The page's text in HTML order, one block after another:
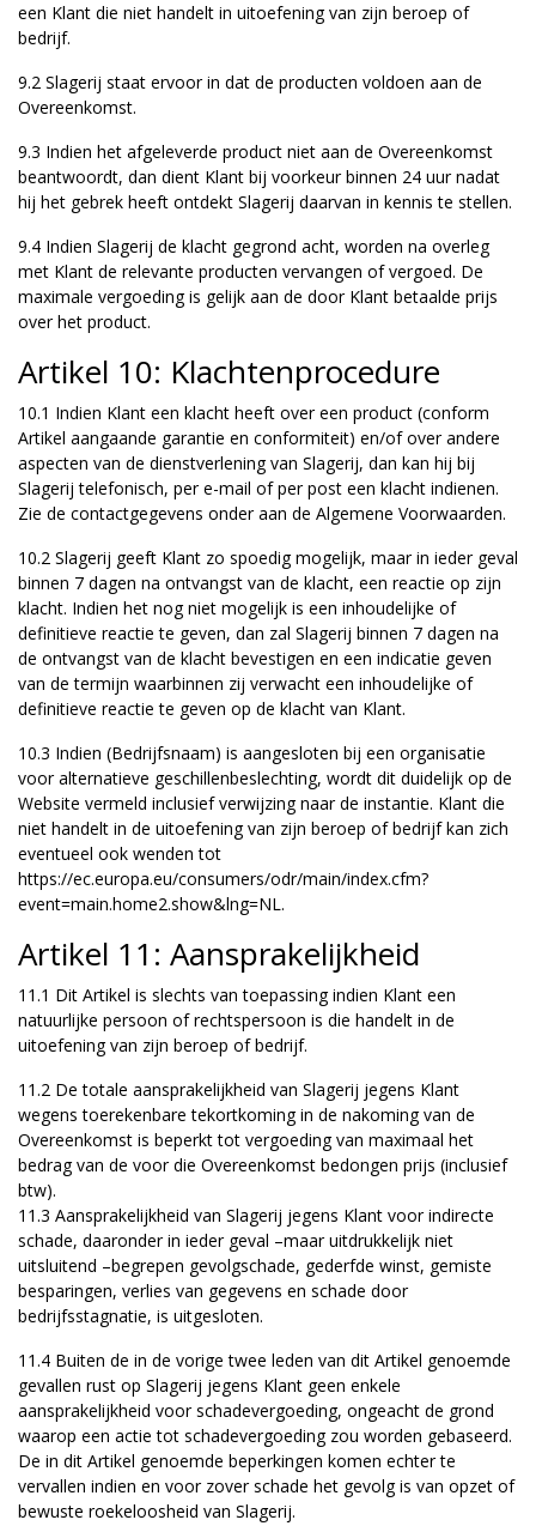
een Klant die niet handelt in uitoefening van zijn beroep of
bedrijf.
9.2 Slagerij staat ervoor in dat de producten voldoen aan de
Overeenkomst.
9.3 Indien het afgeleverde product niet aan de Overeenkomst
beantwoordt, dan dient Klant bij voorkeur binnen 24 uur nadat
hij het gebrek heeft ontdekt Slagerij daarvan in kennis te stellen.
9.4 Indien Slagerij de klacht gegrond acht, worden na overleg
met Klant de relevante producten vervangen of vergoed. De
maximale vergoeding is gelijk aan de door Klant betaalde prijs
over het product.
Artikel 10: Klachtenprocedure
10.1 Indien Klant een klacht heeft over een product (conform
Artikel aangaande garantie en conformiteit) en/of over andere
aspecten van de dienstverlening van Slagerij, dan kan hij bij
Slagerij telefonisch, per e-mail of per post een klacht indienen.
Zie de contactgegevens onder aan de Algemene Voorwaarden.
10.2 Slagerij geeft Klant zo spoedig mogelijk, maar in ieder geval
binnen 7 dagen na ontvangst van de klacht, een reactie op zijn
klacht. Indien het nog niet mogelijk is een inhoudelijke of
definitieve reactie te geven, dan zal Slagerij binnen 7 dagen na
de ontvangst van de klacht bevestigen en een indicatie geven
van de termijn waarbinnen zij verwacht een inhoudelijke of
definitieve reactie te geven op de klacht van Klant.
10.3 Indien (Bedrijfsnaam) is aangesloten bij een organisatie
voor alternatieve geschillenbeslechting, wordt dit duidelijk op de
Website vermeld inclusief verwijzing naar de instantie. Klant die
niet handelt in de uitoefening van zijn beroep of bedrijf kan zich
eventueel ook wenden tot
https://ec.europa.eu/consumers/odr/main/index.cfm?
event=main.home2.show&lng=NL.
Artikel 11: Aansprakelijkheid
11.1 Dit Artikel is slechts van toepassing indien Klant een
natuurlijke persoon of rechtspersoon is die handelt in de
uitoefening van zijn beroep of bedrijf.
11.2 De totale aansprakelijkheid van Slagerij jegens Klant
wegens toerekenbare tekortkoming in de nakoming van de
Overeenkomst is beperkt tot vergoeding van maximaal het
bedrag van de voor die Overeenkomst bedongen prijs (inclusief
btw).
11.3 Aansprakelijkheid van Slagerij jegens Klant voor indirecte
schade, daaronder in ieder geval –maar uitdrukkelijk niet
uitsluitend –begrepen gevolgschade, gederfde winst, gemiste
besparingen, verlies van gegevens en schade door
bedrijfsstagnatie, is uitgesloten.
11.4 Buiten de in de vorige twee leden van dit Artikel genoemde
gevallen rust op Slagerij jegens Klant geen enkele
aansprakelijkheid voor schadevergoeding, ongeacht de grond
waarop een actie tot schadevergoeding zou worden gebaseerd.
De in dit Artikel genoemde beperkingen komen echter te
vervallen indien en voor zover schade het gevolg is van opzet of
bewuste roekeloosheid van Slagerij.